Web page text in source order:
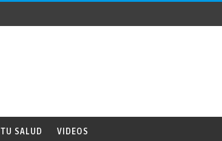
TU SALUD VIDEOS